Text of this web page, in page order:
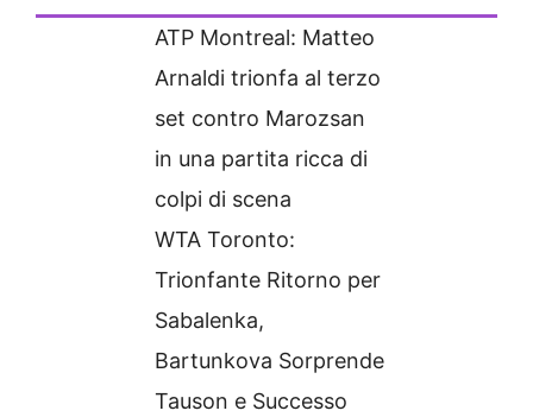
ATP Montreal: Matteo
Arnaldi trionfa al terzo
set contro Marozsan
in una partita ricca di
colpi di scena
WTA Toronto:
Trionfante Ritorno per
Sabalenka,
Bartunkova Sorprende
Tauson e Successo